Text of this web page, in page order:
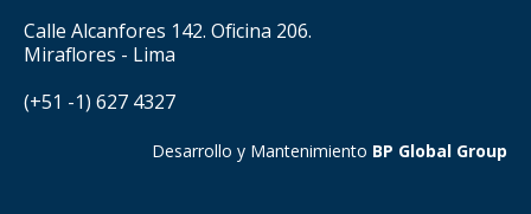
Calle Alcanfores 142. Oficina 206.
Miraflores - Lima
(+51 -1) 627 4327
Desarrollo y Mantenimiento BP Global Group